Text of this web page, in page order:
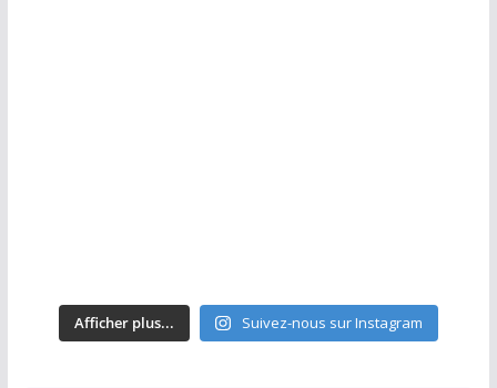
Afficher plus... Suivez-nous sur Instagram